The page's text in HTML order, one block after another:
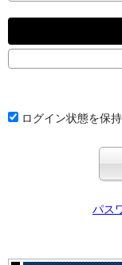
ログイン状態を保
パス